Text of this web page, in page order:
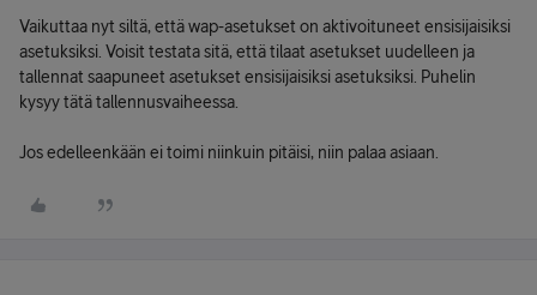
Vaikuttaa nyt siltä, että wap-asetukset on aktivoituneet ensisijaisiksi
asetuksiksi. Voisit testata sitä, että tilaat asetukset uudelleen ja
tallennat saapuneet asetukset ensisijaisiksi asetuksiksi. Puhelin
kysyy tätä tallennusvaiheessa.
Jos edelleenkään ei toimi niinkuin pitäisi, niin palaa asiaan.